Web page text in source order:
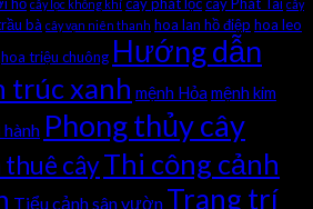
cây lọc không khí
cây
bà cây vạn niên thanh hoa lan hồ điệp hoa leo
hoa triệu chuông Hướng dẫn
trúc xanh mệnh Hỏa mệnh kim
Phong thủy cây
câyThi công cảnh
Tiểu cảnh sân vườn Trang trí